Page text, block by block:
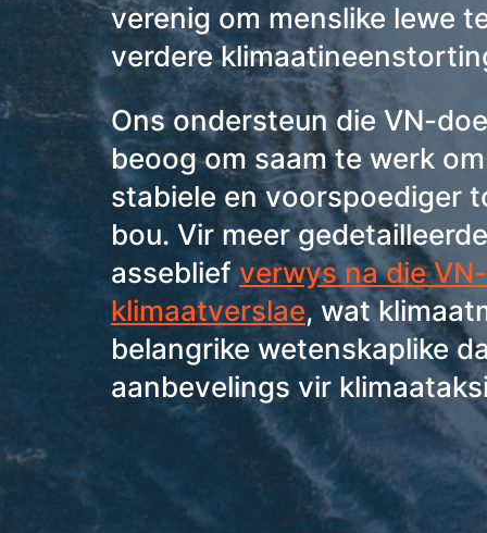
verenig om menslike lewe
verdere
Ons ondersteun die VN-
beoog om saam te werk
stabiele en voorspoediger
bou. Vir meer
assebliefverwys na die VN-
klimaatverslae, wat
belangrike wetenskaplike
aanbevelings vir